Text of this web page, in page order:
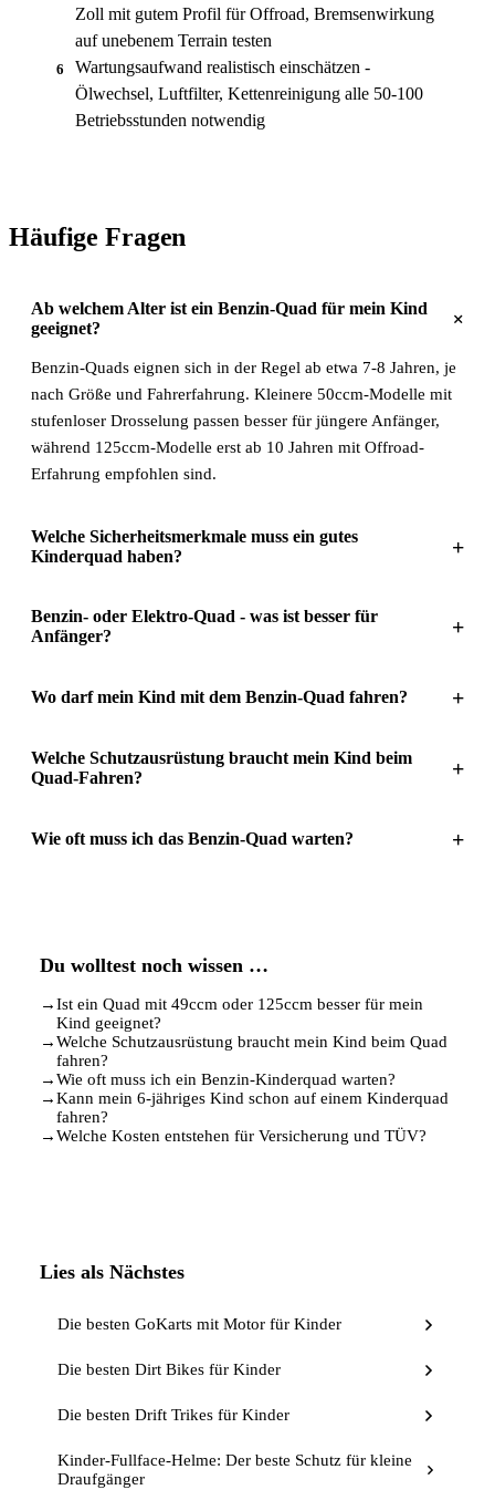
Zoll mit gutem Profil für Offroad, Bremsenwirkung
auf unebenem Terrain testen
6
Wartungsaufwand realistisch einschätzen -
Ölwechsel, Luftfilter, Kettenreinigung alle 50-100
Betriebsstunden notwendig
Häufige Fragen
Ab welchem Alter ist ein Benzin-Quad für mein Kind
geeignet?
+
Benzin-Quads eignen sich in der Regel ab etwa 7-8 Jahren, je
nach Größe und Fahrerfahrung. Kleinere 50ccm-Modelle mit
stufenloser Drosselung passen besser für jüngere Anfänger,
während 125ccm-Modelle erst ab 10 Jahren mit Offroad-
Erfahrung empfohlen sind.
Welche Sicherheitsmerkmale muss ein gutes
Kinderquad haben?
+
Benzin- oder Elektro-Quad - was ist besser für
Anfänger?
+
Wo darf mein Kind mit dem Benzin-Quad fahren? +
Welche Schutzausrüstung braucht mein Kind beim
Quad-Fahren?
+
Wie oft muss ich das Benzin-Quad warten? +
Du wolltest noch wissen …
→Ist ein Quad mit 49ccm oder 125ccm besser für mein
Kind geeignet?
→Welche Schutzausrüstung braucht mein Kind beim Quad
fahren?
→Wie oft muss ich ein Benzin-Kinderquad warten?
→Kann mein 6-jähriges Kind schon auf einem Kinderquad
fahren?
→Welche Kosten entstehen für Versicherung und TÜV?
Lies als Nächstes
Die besten GoKarts mit Motor für Kinder
Die besten Dirt Bikes für Kinder
Die besten Drift Trikes für Kinder
Kinder-Fullface-Helme: Der beste Schutz für kleine
Draufgänger